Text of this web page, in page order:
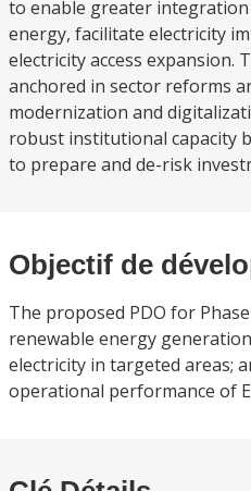
to enable greater
energy, facilitate electricity
electricity access expansion.
anchored in sector reforms
modernization and
robust institutional capacity
to prepare and de-risk
Objectif de
The proposed PDO for
renewable energy
electricity in targeted areas;
operational performance of